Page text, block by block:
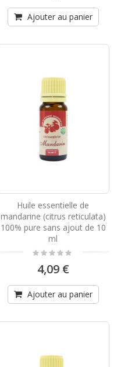
Ajouter au panier
Huile essentielle de
mandarine (citrus reticulata)
100% pure sans ajout de 10
ml
Rating:
0%
4,09 €
Ajouter au panier